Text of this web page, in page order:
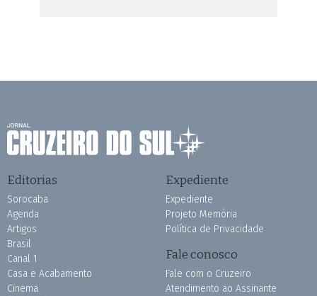
Editorias
Sorocaba
Agenda
Artigos
Brasil
Canal 1
Casa e Acabamento
Cinema
Expediente
Expediente
Projeto Memória
Política de Privacidade
Fale conosco
Fale com o Cruzeiro
Atendimento ao Assinante